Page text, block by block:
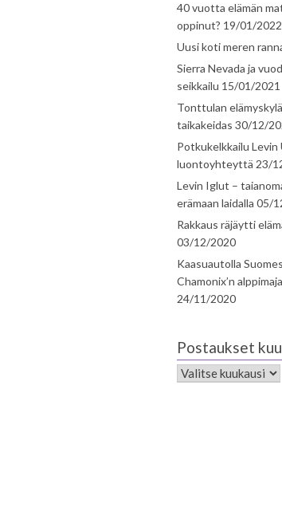
40 vuotta elämän
oppinut? 19/01/2022
Uusi koti meren
Sierra Nevada ja
seikkailu 15/01/2021
Tonttulan
taikakeidas 30/12/
Potkukelkkailu
luontoyhteyttä 23/
Levin Iglut –
erämaan laidalla 05/
Rakkaus räjäytti
03/12/2020
Kaasuautolla
Chamonix’n
24/11/2020
Postaukset